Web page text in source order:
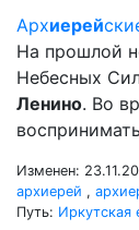
Архиерей
На прошлой
Небесных
Ленино. Во
Изменен:
архиерей ,
Путь: Иркутская